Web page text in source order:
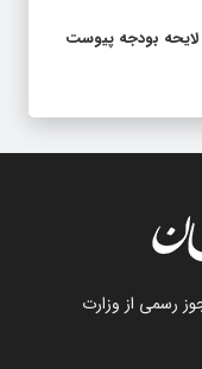
به لایحه بودجه پیوست
رسمی از وزارت